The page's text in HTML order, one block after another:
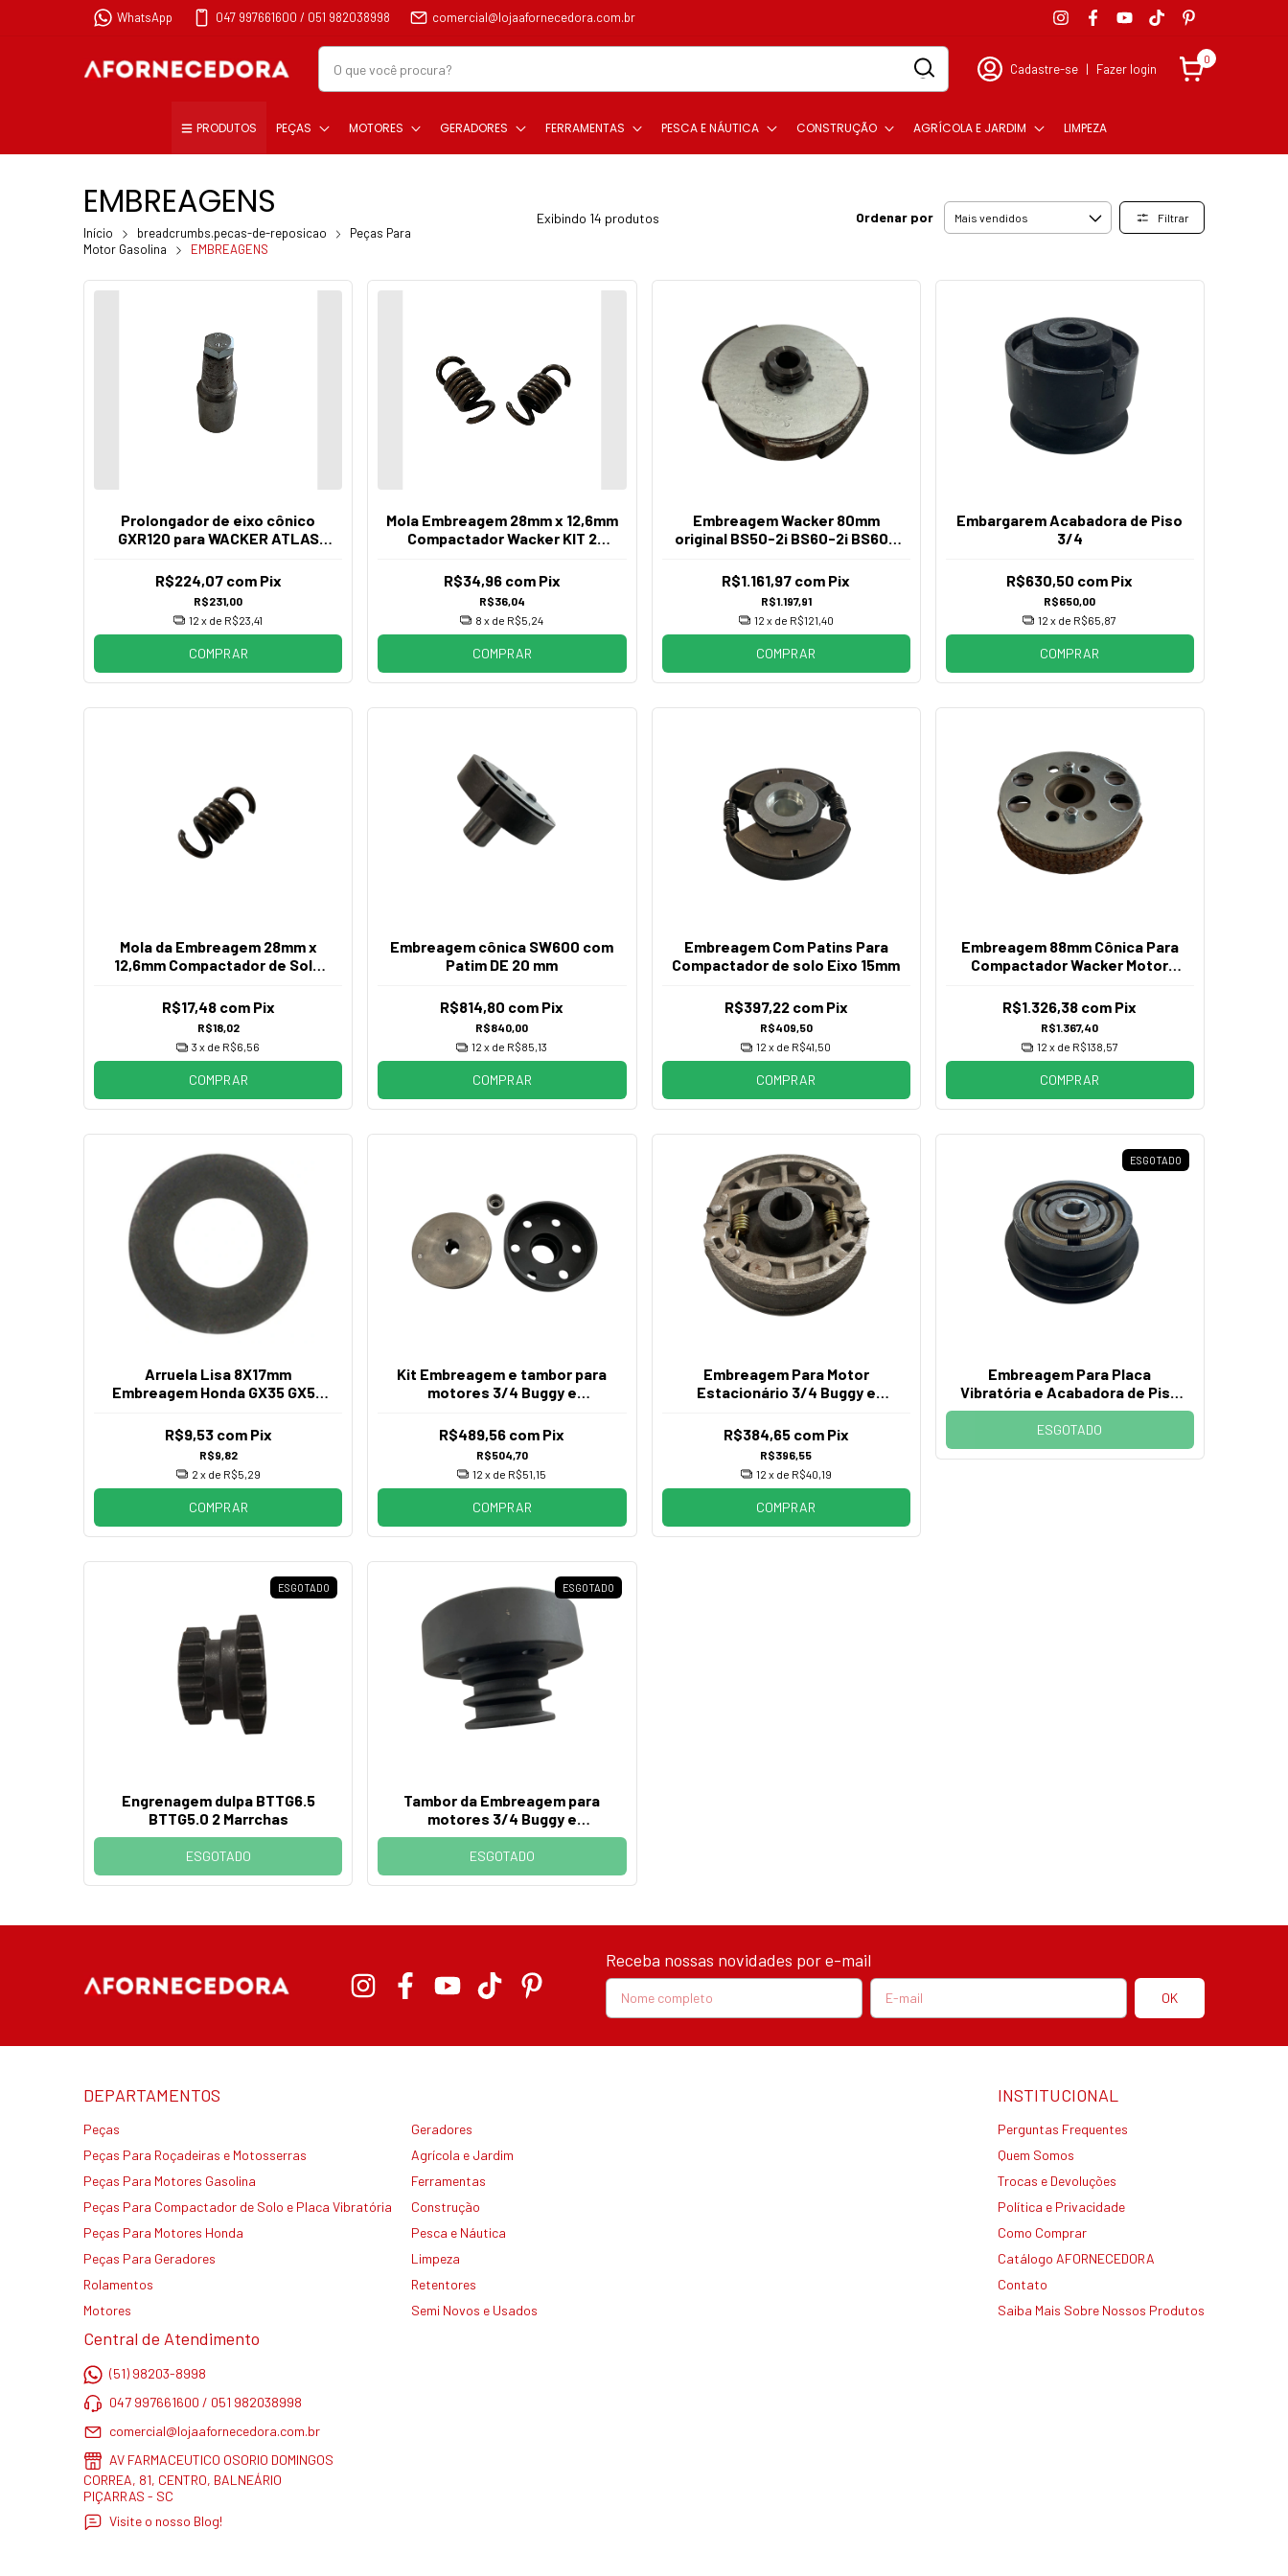
WhatsApp 047 997661600 / 051 982038998 comercial@lojaafornecedora.com.br
Cadastre-se | Fazer login
0
PRODUTOS PEÇAS MOTORES GERADORES FERRAMENTAS PESCA E NÁUTICA CONSTRUÇÃO AGRÍCOLA E JARDIM LIMPEZA
EMBREAGENS
Início breadcrumbs.pecas-de-reposicao
Peças Para
Motor Gasolina
EMBREAGENS
Exibindo 14 produtos Ordenar por Filtrar
Prolongador de eixo cônico
GXR120 para WACKER ATLAS
R$231,00
R$224,07 com Pix
12 x de R$23,41
COMPRAR
Mola Embreagem 28mm x 12,6mm
Compactador Wacker KIT 2
R$36,04
R$34,96 com Pix
8 x de R$5,24
COMPRAR
Embreagem Wacker 80mm
original BS50-2i BS60-2i BS600
R$1.197,91
R$1.161,97 com Pix
12 x de R$121,40
COMPRAR
Embargarem Acabadora de Piso
3/4
R$650,00
R$630,50 com Pix
12 x de R$65,87
COMPRAR
Mola da Embreagem 28mm x
12,6mm Compactador de Solo
R$18,02
R$17,48 com Pix
3 x de R$6,56
COMPRAR
Embreagem cônica SW600 com
Patim DE 20 mm
R$840,00
R$814,80 com Pix
12 x de R$85,13
COMPRAR
Embreagem Com Patins Para
Compactador de solo Eixo 15mm
R$409,50
R$397,22 com Pix
12 x de R$41,50
COMPRAR
Embreagem 88mm Cônica Para
Compactador Wacker Motor
R$1.367,40
R$1.326,38 com Pix
12 x de R$138,57
COMPRAR
Arruela Lisa 8X17mm
Embreagem Honda GX35 GX50
R$9,82
R$9,53 com Pix
2 x de R$5,29
COMPRAR
Kit Embreagem e tambor para
motores 3/4 Buggy e
R$504,70
R$489,56 com Pix
12 x de R$51,15
COMPRAR
Embreagem Para Motor
Estacionário 3/4 Buggy e
R$396,55
R$384,65 com Pix
12 x de R$40,19
COMPRAR
ESGOTADO
Embreagem Para Placa
Vibratória e Acabadora de Piso
Eixo 3/4
ESGOTADO
ESGOTADO
Engrenagem dulpa BTTG6.5
BTTG5.0 2 Marrchas
ESGOTADO
ESGOTADO
Tambor da Embreagem para
motores 3/4 Buggy e
Ciclomotores
ESGOTADO
Receba nossas novidades por e-mail
DEPARTAMENTOS
Peças
Peças Para Roçadeiras e Motosserras
Peças Para Motores Gasolina
Peças Para Compactador de Solo e Placa Vibratória
Peças Para Motores Honda
Peças Para Geradores
Rolamentos
Motores
Geradores
Agrícola e Jardim
Ferramentas
Construção
Pesca e Náutica
Limpeza
Retentores
Semi Novos e Usados
INSTITUCIONAL
Perguntas Frequentes
Quem Somos
Trocas e Devoluções
Política e Privacidade
Como Comprar
Catálogo AFORNECEDORA
Contato
Saiba Mais Sobre Nossos Produtos
Central de Atendimento
(51) 98203-8998
047 997661600 / 051 982038998
comercial@lojaafornecedora.com.br
AV FARMACEUTICO OSORIO DOMINGOS
CORREA, 81, CENTRO, BALNEÁRIO
PIÇARRAS - SC
Visite o nosso Blog!